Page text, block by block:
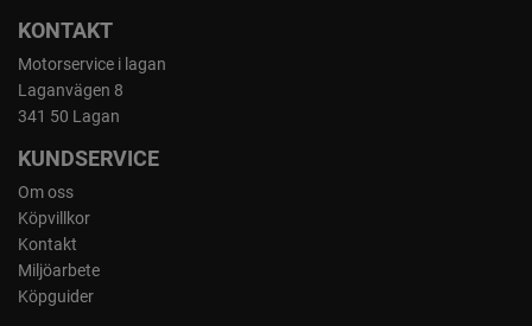
KONTAKT
Motorservice i lagan
Laganvägen 8
341 50 Lagan
KUNDSERVICE
Om oss
Köpvillkor
Kontakt
Miljöarbete
Köpguider